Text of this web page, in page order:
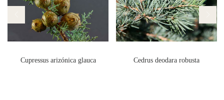
Cupressus arizónica glauca Cedrus deodara robusta